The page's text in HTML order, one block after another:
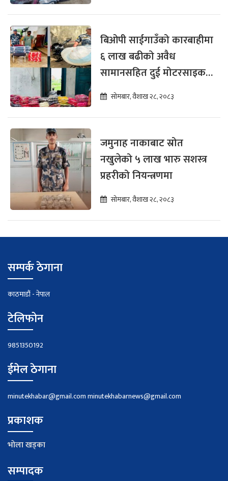
बिओपी साईगाउँको कारबाहीमा
६ लाख बढीको अवैध
सामानसहित दुई मोटरसाइकल
नियन्त्रणमा
सोमबार, वैशाख २८, २०८३
जमुनाह नाकाबाट स्रोत
नखुलेको ५ लाख भारु सशस्त्र
प्रहरीको नियन्त्रणमा
सोमबार, वैशाख २८, २०८३
सम्पर्क ठेगाना
काठमाडौं - नेपाल
टेलिफोन
9851350192
ईमेल ठेगाना
minutekhabar@gmail.comminutekhabarnews@gmail.com
प्रकाशक
भाेला खड्का
सम्पादक